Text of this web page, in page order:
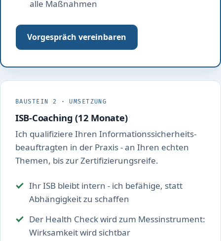
alle Maßnahmen
Vorgespräch vereinbaren
BAUSTEIN 2 · UMSETZUNG
ISB-Coaching (12 Monate)
Ich qualifiziere Ihren Informations­sicherheits­
beauftragten in der Praxis - an Ihren echten
Themen, bis zur Zertifizierungs­reife.
Ihr ISB bleibt intern - ich befähige, statt
Abhängigkeit zu schaffen
Der Health Check wird zum Messinstrument:
Wirksamkeit wird sichtbar